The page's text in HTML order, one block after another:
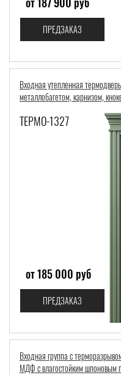
ПРЕДЗАКАЗ
Входная утепленная
металлобагетом, карнизом,
ТЕРМО-1327
от 185 000 руб
ПРЕДЗАКАЗ
Входная группа с
МДФ с влагостойким шпоновым